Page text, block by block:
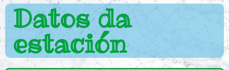
Datos da
estación